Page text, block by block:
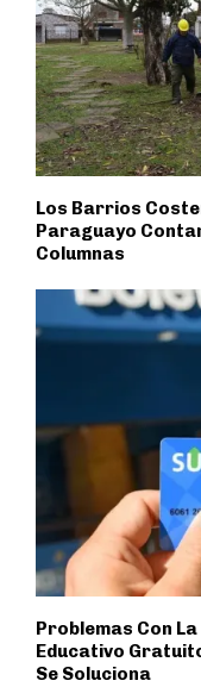
Los Barrios
Paraguayo
Columnas
Problemas Con
Educativo
Se Soluciona